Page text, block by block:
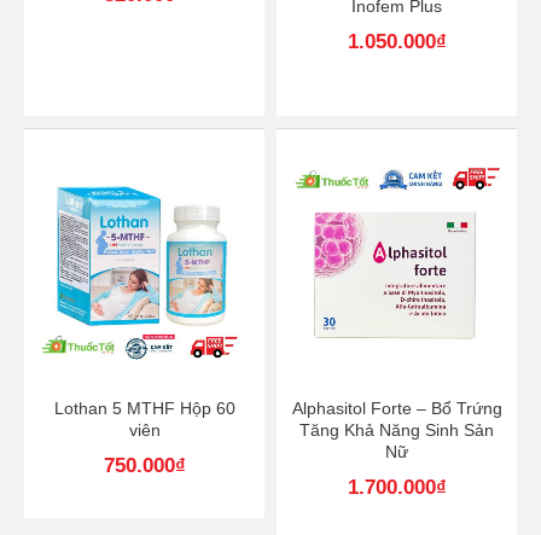
Inofem Plus
1.050.000₫
Lothan 5 MTHF Hộp 60
viên
750.000₫
Alphasitol Forte – Bổ Trứng
Tăng Khả Năng Sinh Sản
Nữ
1.700.000₫